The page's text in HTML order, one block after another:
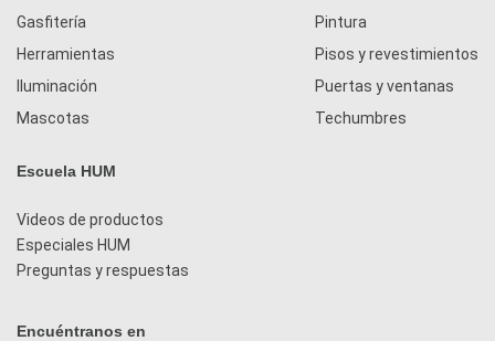
Gasfitería
Herramientas
Iluminación
Mascotas
Pintura
Pisos y revestimientos
Puertas y ventanas
Techumbres
Escuela HUM
Videos de productos
Especiales HUM
Preguntas y respuestas
Encuéntranos en